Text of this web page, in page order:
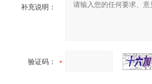
补充说明：
验证码：